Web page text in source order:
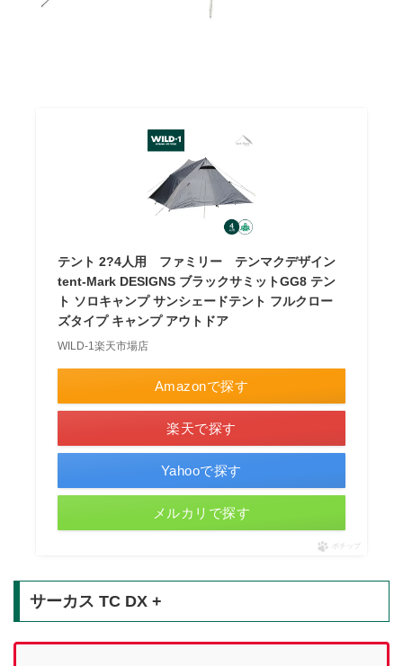
テント 2?4人用 ファミリー テンマクデザイン
tent-Mark DESIGNS ブラックサミットGG8 テン
ト ソロキャンプ サンシェードテント フルクロー
ズタイプ キャンプ アウトドア
WILD-1楽天市場店
Amazonで探す
楽天で探す
Yahooで探す
メルカリで探す
ポチップ
サーカス TC DX +